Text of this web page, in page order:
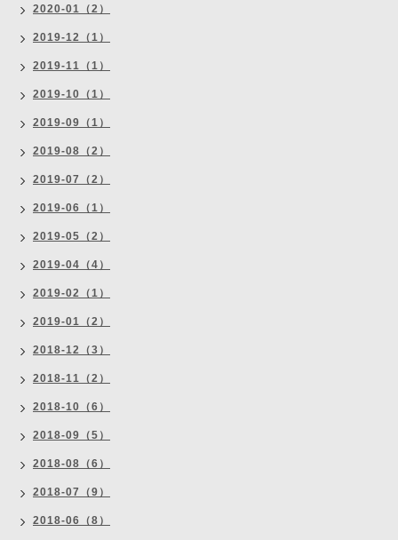
2020-01（2）
2019-12（1）
2019-11（1）
2019-10（1）
2019-09（1）
2019-08（2）
2019-07（2）
2019-06（1）
2019-05（2）
2019-04（4）
2019-02（1）
2019-01（2）
2018-12（3）
2018-11（2）
2018-10（6）
2018-09（5）
2018-08（6）
2018-07（9）
2018-06（8）